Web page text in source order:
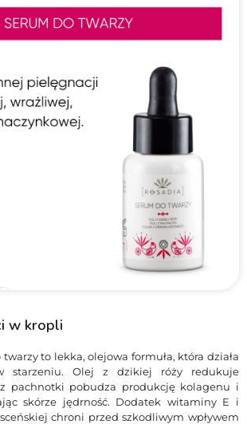
w kropli
twarzy to lekka, olejowa formuła, która działa
starzeniu. Olej z dzikiej róży redukuje
pachnotki pobudza produkcję kolagenu i
skórze jędrność. Dodatek witaminy E i
chroni przed szkodliwym wpływem